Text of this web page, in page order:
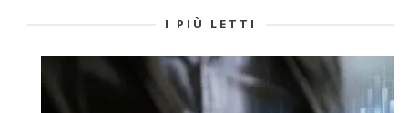
I PIÙ LETTI